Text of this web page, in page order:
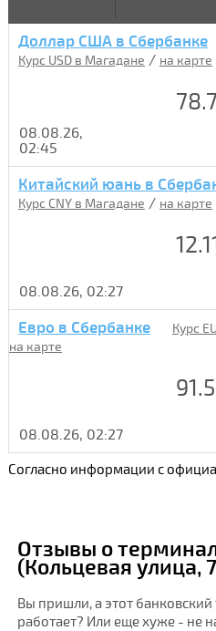
Доллар США в Сбербанке
Курс USD в Магадане / на карте
08.08.26,
02:45
Китайский юань в
Курс CNY в Магадане / на карте
08.08.26, 02:27
Евро в Сбербанке Курс
на карте
08.08.26, 02:27
Согласно информации с
Отзывы о
(Кольцевая улица,
Вы пришли, а этот
работает? Или еще хуже - не